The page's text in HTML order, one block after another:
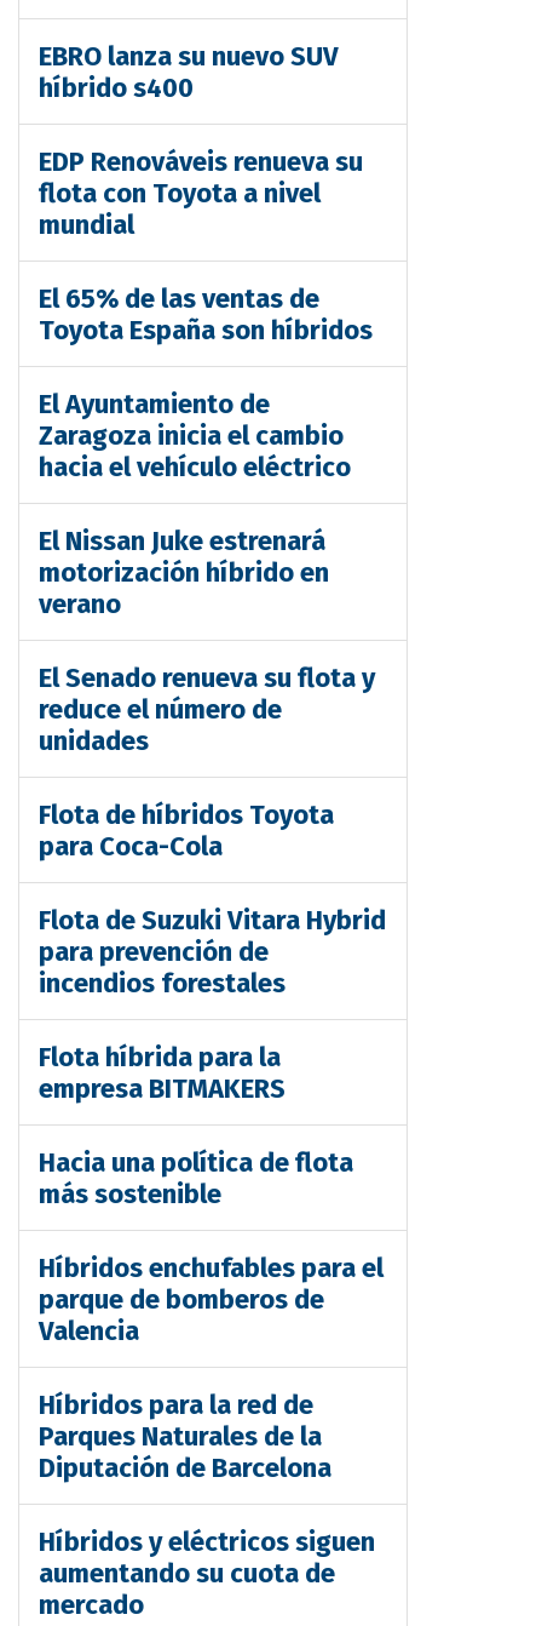
EBRO lanza su nuevo SUV
híbrido s400
EDP Renováveis renueva su
flota con Toyota a nivel
mundial
El 65% de las ventas de
Toyota España son híbridos
El Ayuntamiento de
Zaragoza inicia el cambio
hacia el vehículo eléctrico
El Nissan Juke estrenará
motorización híbrido en
verano
El Senado renueva su flota y
reduce el número de
unidades
Flota de híbridos Toyota
para Coca-Cola
Flota de Suzuki Vitara Hybrid
para prevención de
incendios forestales
Flota híbrida para la
empresa BITMAKERS
Hacia una política de flota
más sostenible
Híbridos enchufables para el
parque de bomberos de
Valencia
Híbridos para la red de
Parques Naturales de la
Diputación de Barcelona
Híbridos y eléctricos siguen
aumentando su cuota de
mercado